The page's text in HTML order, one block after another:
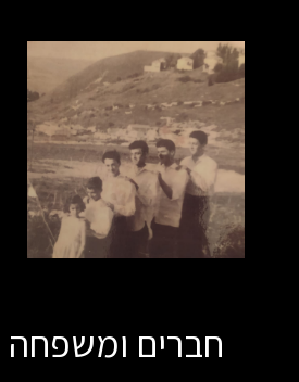
חברים